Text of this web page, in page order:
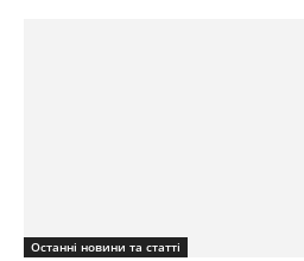
Останні новини та статті